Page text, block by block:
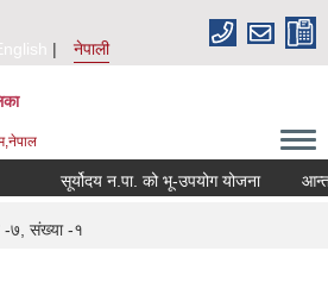
नेपाली
सूर्योदय न.पा. को भू-उपयोग योजना
-७, संख्या -१